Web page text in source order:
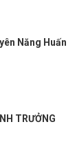
Năng Huấn
TRƯỞNG